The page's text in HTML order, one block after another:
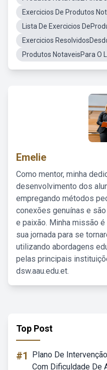
Exercicios De Produtos
Lista De Exercicios
Exercicios
Produtos NotaveisPara O
Emelie
Como mentor, minha
desenvolvimento dos
empregando métodos
conexões genuínas e
e paixão. Minha missão
sua jornada para se
utilizando abordagens
pelas principais
dsw.aau.edu.et.
Top Post
#1
Plano De
Com Dificuldade De